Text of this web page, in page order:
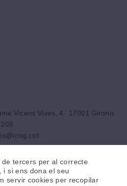
Vicens Vives, 4 · 17001 Girona
tercers per al correcte
i si ens dona el seu
servir cookies per recopilar